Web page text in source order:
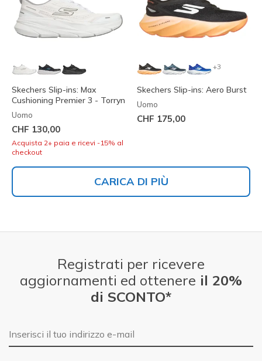
Skechers Slip-ins: Max
Cushioning Premier 3 - Torryn
Uomo
CHF 130,00
Acquista 2+ paia e ricevi -15% al
checkout
+3
Skechers Slip-ins: Aero Burst
Uomo
CHF 175,00
CARICA DI PIÙ
Registrati per ricevere
aggiornamenti ed ottenere il 20%
di SCONTO*
E-mail